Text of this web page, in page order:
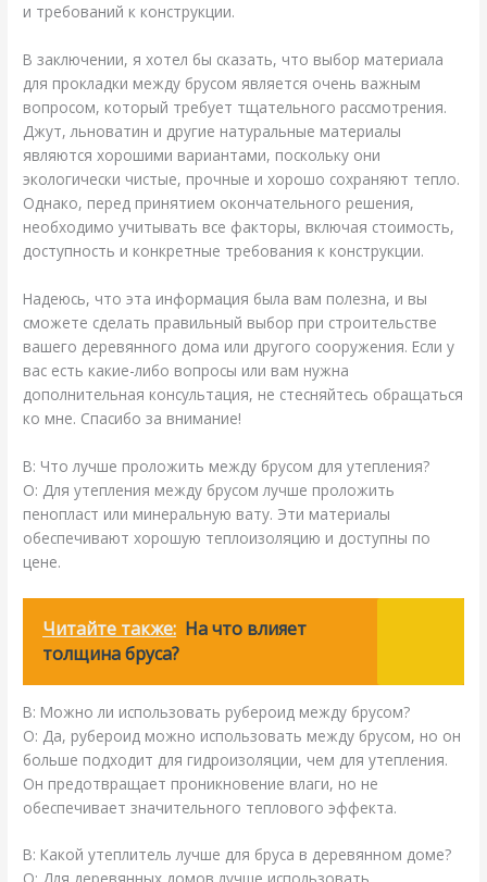
и требований к конструкции.
В заключении, я хотел бы сказать, что выбор материала
для прокладки между брусом является очень важным
вопросом, который требует тщательного рассмотрения.
Джут, льноватин и другие натуральные материалы
являются хорошими вариантами, поскольку они
экологически чистые, прочные и хорошо сохраняют тепло.
Однако, перед принятием окончательного решения,
необходимо учитывать все факторы, включая стоимость,
доступность и конкретные требования к конструкции.
Надеюсь, что эта информация была вам полезна, и вы
сможете сделать правильный выбор при строительстве
вашего деревянного дома или другого сооружения. Если у
вас есть какие-либо вопросы или вам нужна
дополнительная консультация, не стесняйтесь обращаться
ко мне. Спасибо за внимание!
В: Что лучше проложить между брусом для утепления?
О: Для утепления между брусом лучше проложить
пенопласт или минеральную вату. Эти материалы
обеспечивают хорошую теплоизоляцию и доступны по
цене.
Читайте также: На что влияет
толщина бруса?
В: Можно ли использовать рубероид между брусом?
О: Да, рубероид можно использовать между брусом, но он
больше подходит для гидроизоляции, чем для утепления.
Он предотвращает проникновение влаги, но не
обеспечивает значительного теплового эффекта.
В: Какой утеплитель лучше для бруса в деревянном доме?